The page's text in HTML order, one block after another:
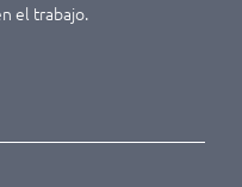
el trabajo.